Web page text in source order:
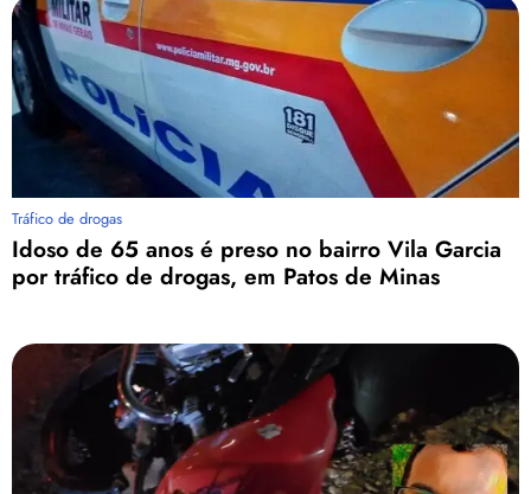
Tráfico de drogas
Idoso de 65 anos é preso no bairro Vila Garcia
por tráfico de drogas, em Patos de Minas